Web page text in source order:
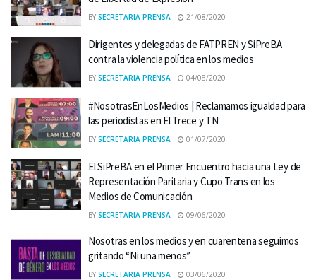
BY SECRETARIA PRENSA 21/08/2020
Dirigentes y delegadas de FATPREN y SiPreBA
contra la violencia política en los medios
BY SECRETARIA PRENSA 04/08/2020
#NosotrasEnLosMedios | Reclamamos igualdad para
las periodistas en El Trece y TN
BY SECRETARIA PRENSA 01/07/2020
El SiPreBA en el Primer Encuentro hacia una Ley de
Representación Paritaria y Cupo Trans en los
Medios de Comunicación
BY SECRETARIA PRENSA 09/06/2020
Nosotras en los medios y en cuarentena seguimos
gritando “Ni una menos”
BY SECRETARIA PRENSA 03/06/2020